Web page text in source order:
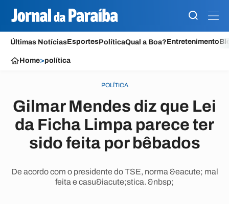
Últimas NotíciasEsportesPolíticaQual a Boa?Entretenimento
Home>política
POLÍTICA
Gilmar Mendes diz que Lei
da Ficha Limpa parece ter
sido feita por bêbados
De acordo com o presidente do TSE, norma &eacute; mal
feita e casu&iacute;stica. &nbsp;